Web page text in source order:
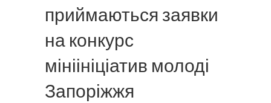
приймаються заявки
на конкурс
мініініціатив молоді
Запоріжжя